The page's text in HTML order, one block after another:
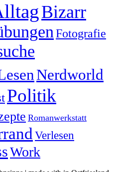
Bizarr
Fotografie
Nerdworld
Politik
Romanwerkstatt
Verlesen
Work